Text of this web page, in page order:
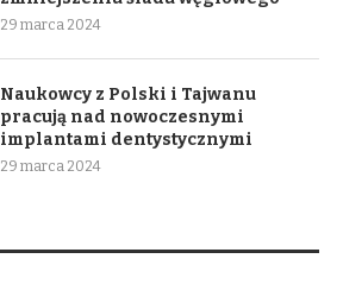
29 marca 2024
Naukowcy z Polski i Tajwanu
pracują nad nowoczesnymi
implantami dentystycznymi
29 marca 2024